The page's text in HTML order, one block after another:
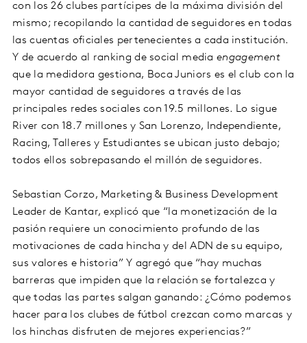
con los 26 clubes partícipes de la máxima división del
mismo; recopilando la cantidad de seguidores en todas
las cuentas oficiales pertenecientes a cada institución.
Y de acuerdo al ranking de social media engagement
que la medidora gestiona, Boca Juniors es el club con la
mayor cantidad de seguidores a través de las
principales redes sociales con 19.5 millones. Lo sigue
River con 18.7 millones y San Lorenzo, Independiente,
Racing, Talleres y Estudiantes se ubican justo debajo;
todos ellos sobrepasando el millón de seguidores.
Sebastian Corzo, Marketing & Business Development
Leader de Kantar, explicó que “la monetización de la
pasión requiere un conocimiento profundo de las
motivaciones de cada hincha y del ADN de su equipo,
sus valores e historia” Y agregó que “hay muchas
barreras que impiden que la relación se fortalezca y
que todas las partes salgan ganando: ¿Cómo podemos
hacer para los clubes de fútbol crezcan como marcas y
los hinchas disfruten de mejores experiencias?”